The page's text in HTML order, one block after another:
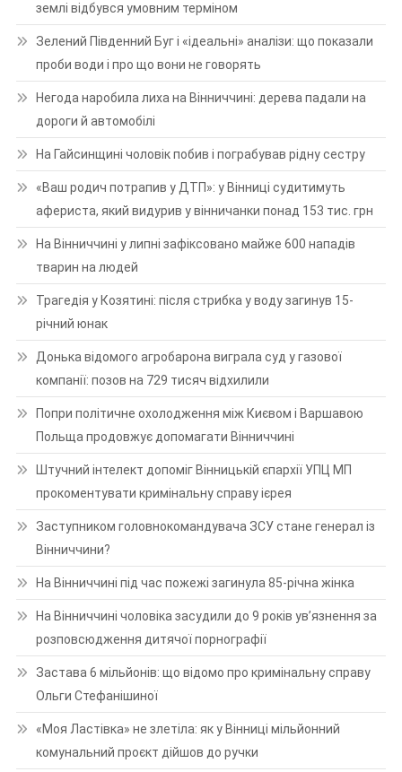
землі відбувся умовним терміном
Зелений Південний Буг і «ідеальні» аналізи: що показали
проби води і про що вони не говорять
Негода наробила лиха на Вінниччині: дерева падали на
дороги й автомобілі
На Гайсинщині чоловік побив і пограбував рідну сестру
«Ваш родич потрапив у ДТП»: у Вінниці судитимуть
афериста, який видурив у вінничанки понад 153 тис. грн
На Вінниччині у липні зафіксовано майже 600 нападів
тварин на людей
Трагедія у Козятині: після стрибка у воду загинув 15-
річний юнак
Донька відомого агробарона виграла суд у газової
компанії: позов на 729 тисяч відхилили
Попри політичне охолодження між Києвом і Варшавою
Польща продовжує допомагати Вінниччині
Штучний інтелект допоміг Вінницькій єпархії УПЦ МП
прокоментувати кримінальну справу ієрея
Заступником головнокомандувача ЗСУ стане генерал із
Вінниччини?
На Вінниччині під час пожежі загинула 85-річна жінка
На Вінниччині чоловіка засудили до 9 років ув’язнення за
розповсюдження дитячої порнографії
Застава 6 мільйонів: що відомо про кримінальну справу
Ольги Стефанішиної
«Моя Ластівка» не злетіла: як у Вінниці мільйонний
комунальний проєкт дійшов до ручки